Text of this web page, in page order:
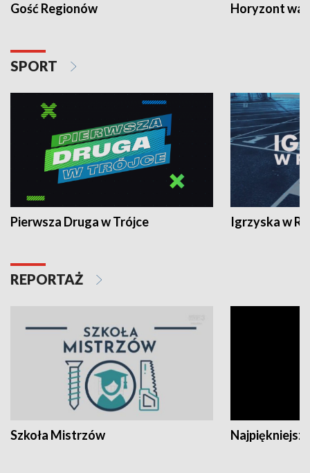
Gość Regionów Horyzont
SPORT
Pierwsza Druga w Trójce Igrzyska w
REPORTAŻ
Szkoła Mistrzów